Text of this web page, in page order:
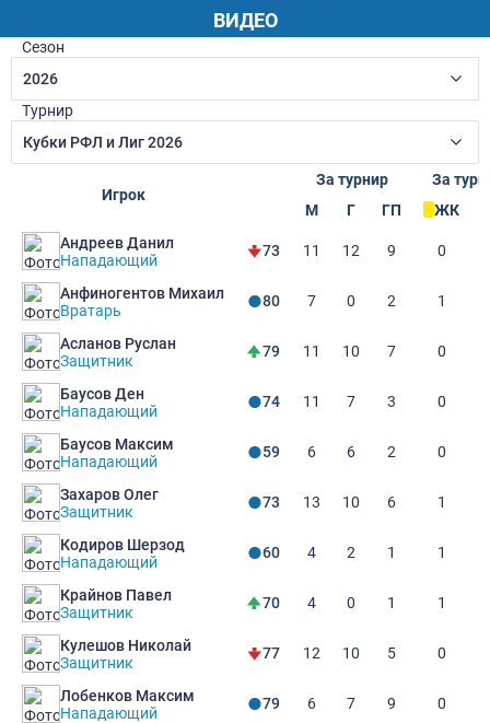
ВИДЕО
Сезон
2026
Турнир
Кубки РФЛ и Лиг 2026
Игрок
За турнир
За
М
Г ГП
ЖК
Андреев Данил
Нападающий
73 11 12 9 0
Анфиногентов Михаил
Вратарь
80 7 0 2 1
Асланов Руслан
Защитник
79 11 10 7 0
Баусов Ден
Нападающий
74 11 7 3 0
Баусов Максим
Нападающий
59 6 6 2 0
Захаров Олег
Защитник
73 13 10 6 1
Кодиров Шерзод
Нападающий
60 4 2 1 1
Крайнов Павел
Защитник
70 4 0 1 1
Кулешов Николай
Защитник
77 12 10 5 0
Лобенков Максим
Нападающий
79 6 7 9 0